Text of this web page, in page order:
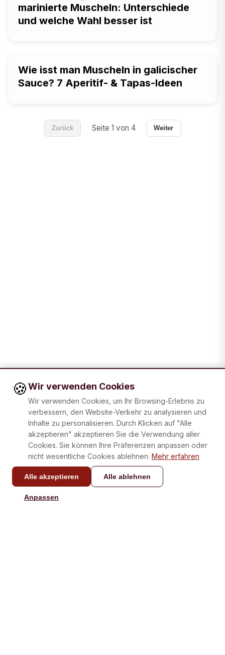
marinierte Muscheln: Unterschiede
und welche Wahl besser ist
Wie isst man Muscheln in galicischer
Sauce? 7 Aperitif- & Tapas-Ideen
Zurück Seite 1 von 4 Weiter
🍪Wir verwenden Cookies
Wir verwenden Cookies, um Ihr Browsing-Erlebnis zu
verbessern, den Website-Verkehr zu analysieren und
Inhalte zu personalisieren. Durch Klicken auf "Alle
akzeptieren" akzeptieren Sie die Verwendung aller
Cookies. Sie können Ihre Präferenzen anpassen oder
nicht wesentliche Cookies ablehnen. Mehr erfahren
Alle akzeptieren Alle ablehnen
Anpassen